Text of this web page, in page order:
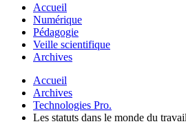
Accueil
Numérique
Pédagogie
Veille scientifique
Archives
Accueil
Archives
Technologies Pro.
Les statuts dans le monde du